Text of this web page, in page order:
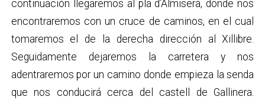
continuación llegaremos al pla d’Almiserà, donde nos
encontraremos con un cruce de caminos, en el cual
tomaremos el de la derecha dirección al Xillibre.
Seguidamente dejaremos la carretera y nos
adentraremos por un camino donde empieza la senda
que nos conducirá cerca del castell de Gallinera.